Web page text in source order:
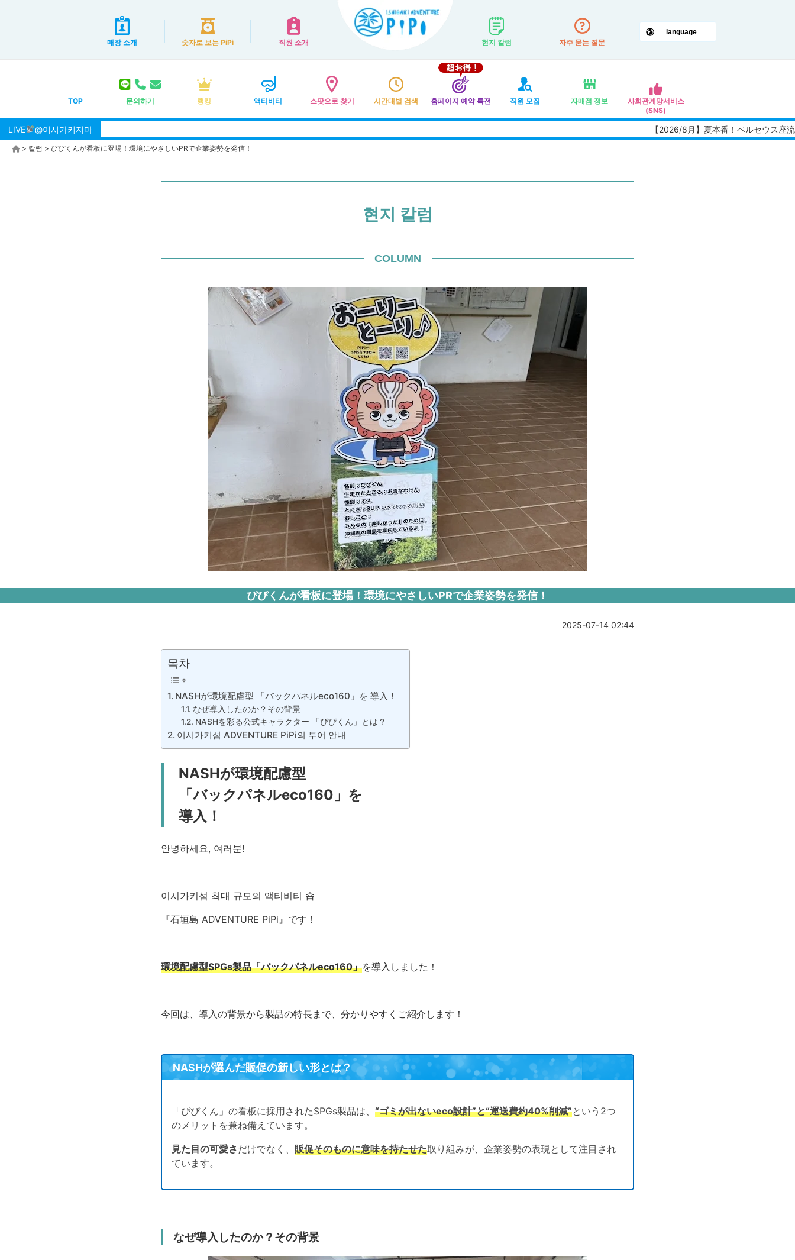
매장 소개 숫자로 보는 PiPi 직원 소개 현지 칼럼 자주 묻는 질문
TOP 문의하기 랭킹 액티비티 스팟으로 찾기 시간대별 검색 홈페이지 예약 특전 직원 모집 자매점 정보
사회관계망서비스
(SNS)
LIVE @이시가키지마 【2026/8月】夏本番！ペルセウス座流星群
> 칼럼 > ぴぴくんが看板に登場！環境にやさしいPRで企業姿勢を発信！
현지 칼럼
COLUMN
ぴぴくんが看板に登場！環境にやさしいPRで企業姿勢を発信！
2025-07-14 02:44
목차
NASHが環境配慮型 「バックパネルeco160」を 導入！
なぜ導入したのか？その背景
NASHを彩る公式キャラクター 「ぴぴくん」とは？
이시가키섬 ADVENTURE PiPi의 투어 안내
NASHが環境配慮型
「バックパネルeco160」を
導入！
안녕하세요, 여러분!
이시가키섬 최대 규모의 액티비티 숍
『石垣島 ADVENTURE PiPi』です！
環境配慮型SPGs製品「バックパネルeco160」を導入しました！
今回は、導入の背景から製品の特長まで、分かりやすくご紹介します！
NASHが選んだ販促の新しい形とは？
「ぴぴくん」の看板に採用されたSPGs製品は、 “ゴミが出ないeco設計”と“運送費約40%削減”という2つ
のメリットを兼ね備えています。
見た目の可愛さだけでなく、 販促そのものに意味を持たせた取り組みが、企業姿勢の表現として注目され
ています。
なぜ導入したのか？その背景